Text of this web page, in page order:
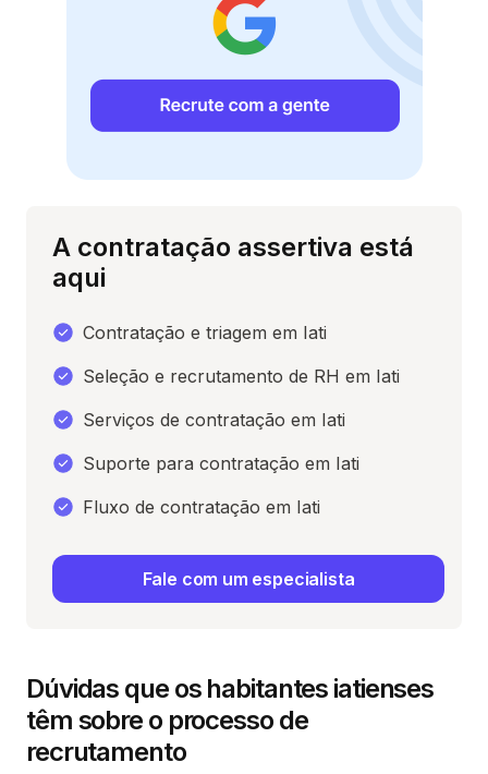
Dúvidas que os habitantes iatienses
têm sobre o processo de
recrutamento
A contratação assertiva está
aqui
Contratação e triagem em Iati
Seleção e recrutamento de RH em Iati
Serviços de contratação em Iati
Suporte para contratação em Iati
Fluxo de contratação em Iati
Fale com um especialista